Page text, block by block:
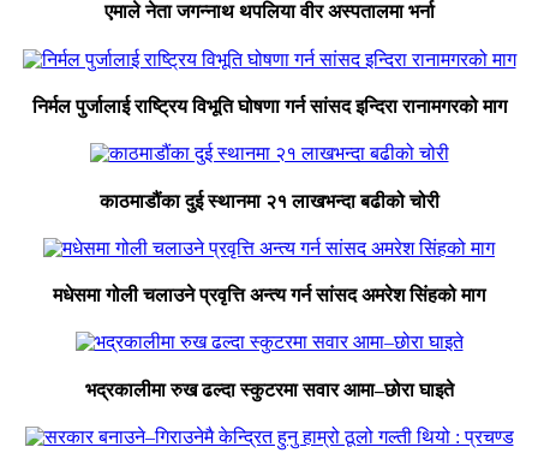
एमाले नेता जगन्नाथ थपलिया वीर अस्पतालमा भर्ना
निर्मल पुर्जालाई राष्ट्रिय विभूति घोषणा गर्न सांसद इन्दिरा रानामगरको माग
काठमाडौंका दुई स्थानमा २१ लाखभन्दा बढीको चोरी
मधेसमा गोली चलाउने प्रवृत्ति अन्त्य गर्न सांसद अमरेश सिंहको माग
भद्रकालीमा रुख ढल्दा स्कुटरमा सवार आमा–छोरा घाइते